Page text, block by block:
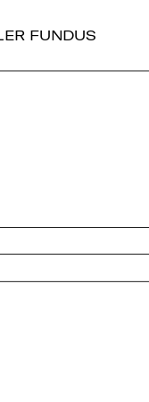
FUNDUS